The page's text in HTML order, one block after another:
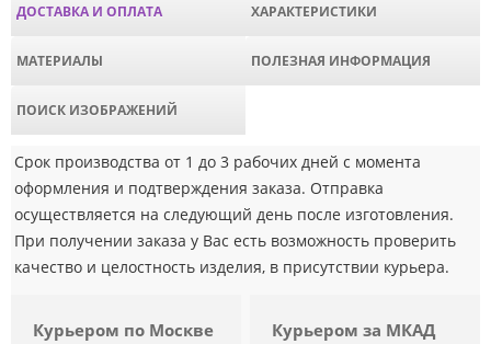
ДОСТАВКА И ОПЛАТА ХАРАКТЕРИСТИКИ
МАТЕРИАЛЫ ПОЛЕЗНАЯ ИНФОРМАЦИЯ
ПОИСК ИЗОБРАЖЕНИЙ
Срок производства от 1 до 3 рабочих дней с момента
оформления и подтверждения заказа. Отправка
осуществляется на следующий день после изготовления.
При получении заказа у Вас есть возможность проверить
качество и целостность изделия, в присутствии курьера.
Курьером по Москве Курьером за МКАД